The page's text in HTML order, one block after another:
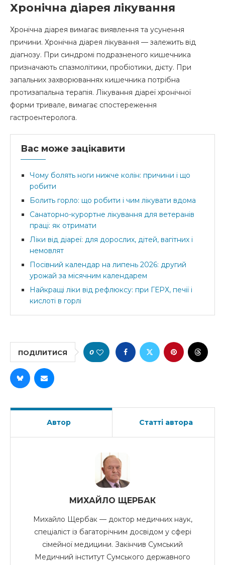
Хронічна діарея лікування
Хронічна діарея вимагає виявлення та усунення
причини. Хронічна діарея лікування — залежить від
діагнозу. При синдромі подразненого кишечника
призначають спазмолітики, пробіотики, дієту. При
запальних захворюваннях кишечника потрібна
протизапальна терапія. Лікування діареї хронічної
форми тривале, вимагає спостереження
гастроентеролога.
Вас може зацікавити
Чому болять ноги нижче колін: причини і що
робити
Болить горло: що робити і чим лікувати вдома
Санаторно-курортне лікування для ветеранів
праці: як отримати
Ліки від діареї: для дорослих, дітей, вагітних і
немовлят
Посівний календар на липень 2026: другий
урожай за місячним календарем
Найкращі ліки від рефлюксу: при ГЕРХ, печії і
кислоті в горлі
ПОДІЛИТИСЯ 0
Автор Статті автора
МИХАЙЛО ЩЕРБАК
Михайло Щербак — доктор медичних наук,
спеціаліст із багаторічним досвідом у сфері
сімейної медицини. Закінчив Сумський
Медичний інститут Сумського державного